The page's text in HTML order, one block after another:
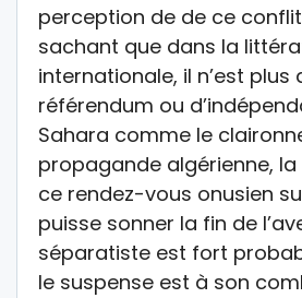
perception de de ce
sachant que dans la
internationale, il n’est plus
référendum ou
Sahara comme le
propagande algérienne,
ce rendez-vous onusien
puisse sonner la fin de
séparatiste est fort
le suspense est à son